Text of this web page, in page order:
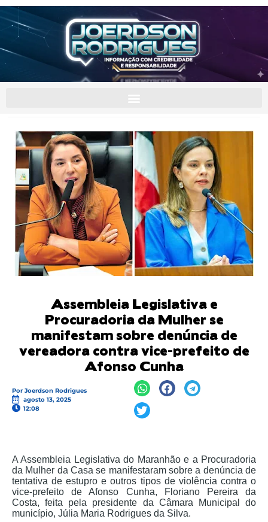
Assembleia Legislativa e
Procuradoria da Mulher se
manifestam sobre denúncia de
vereadora contra vice-prefeito de
Afonso Cunha
Por Joerdson Rodrigues
agosto 13, 2025
12:08
A Assembleia Legislativa do Maranhão e a Procuradoria
da Mulher da Casa se manifestaram sobre a denúncia de
tentativa de estupro e outros tipos de violência contra o
vice-prefeito de Afonso Cunha, Floriano Pereira da
Costa, feita pela presidente da Câmara Municipal do
município, Júlia Maria Rodrigues da Silva.